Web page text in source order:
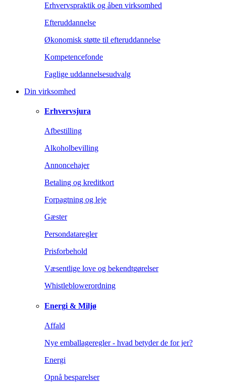
Erhvervspraktik og åben virksomhed
Efteruddannelse
Økonomisk støtte til efteruddannelse
Kompetencefonde
Faglige uddannelsesudvalg
Din virksomhed
Erhvervsjura
Afbestilling
Alkoholbevilling
Annoncehajer
Betaling og kreditkort
Forpagtning og leje
Gæster
Persondataregler
Prisforbehold
Væsentlige love og bekendtgørelser
Whistleblowerordning
Energi & Miljø
Affald
Nye emballageregler - hvad betyder de for jer?
Energi
Opnå besparelser